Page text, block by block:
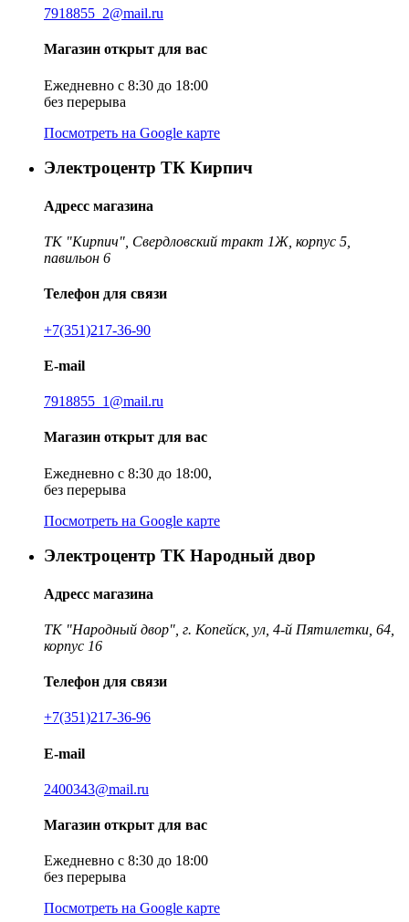
7918855_2@mail.ru
Магазин открыт для вас
Ежедневно с 8:30 до 18:00
без перерыва
Посмотреть на Google карте
Электроцентр ТК Кирпич
Адресс магазина
ТК "Кирпич", Свердловский тракт 1Ж, корпус 5,
павильон 6
Телефон для связи
+7(351)217-36-90
E-mail
7918855_1@mail.ru
Магазин открыт для вас
Ежедневно с 8:30 до 18:00,
без перерыва
Посмотреть на Google карте
Электроцентр ТК Народный двор
Адресс магазина
ТК "Народный двор", г. Копейск, ул, 4-й Пятилетки, 64,
корпус 16
Телефон для связи
+7(351)217-36-96
E-mail
2400343@mail.ru
Магазин открыт для вас
Ежедневно с 8:30 до 18:00
без перерыва
Посмотреть на Google карте